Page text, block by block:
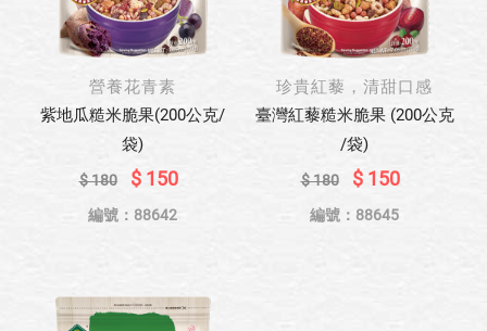
營養花青素
紫地瓜糙米脆果(200公克/
袋)
$ 180 $ 150
編號：88642
珍貴紅藜，清甜口感
臺灣紅藜糙米脆果 (200公克
/袋)
$ 180 $ 150
編號：88645